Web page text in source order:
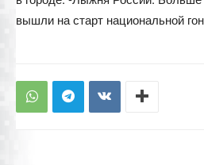
вышли на старт национальной